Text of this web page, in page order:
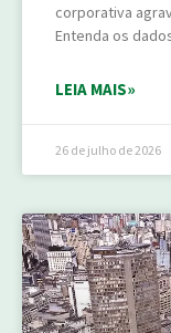
corporativa
Entenda os
LEIA MAIS»
26 de julho de 2026